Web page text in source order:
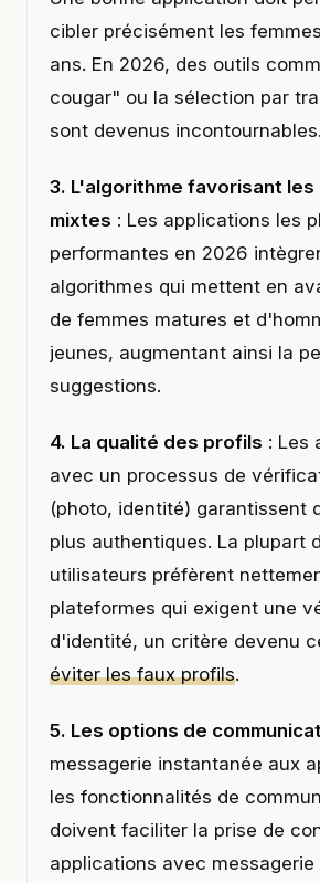
cibler précisément les
ans. En 2026, des outils
cougar" ou la sélection par
sont devenus incontournables.
3. L'algorithme favorisant les
mixtes : Les applications les
performantes en 2026
algorithmes qui mettent en
de femmes matures et
jeunes, augmentant ainsi la
suggestions.
4. La qualité des profils : Les
avec un processus de
(photo, identité) garantissent
plus authentiques. La plupart
utilisateurs préfèrent
plateformes qui exigent une
d'identité, un critère devenu
éviter les faux profils.
5. Les options de
messagerie instantanée aux
les fonctionnalités de
doivent faciliter la prise de
applications avec